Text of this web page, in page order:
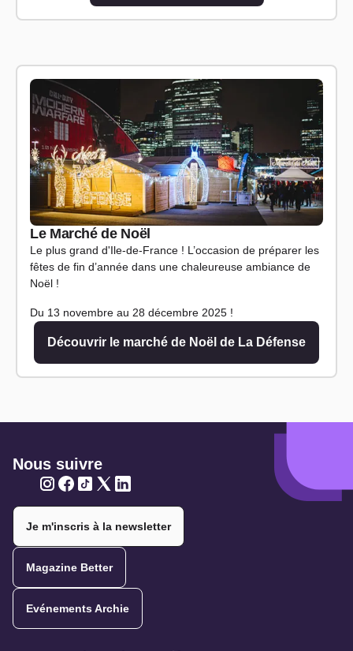
Le Marché de Noël
Le plus grand d'Ile-de-France ! L’occasion de préparer les
fêtes de fin d’année dans une chaleureuse ambiance de
Noël !
Du 13 novembre au 28 décembre 2025 !
Découvrir le marché de Noël de La Défense
Nous suivre
Je m'inscris à la newsletter
Magazine Better
Evénements Archie